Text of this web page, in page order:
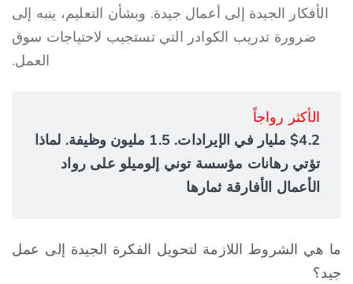
الأفكار الجيدة إلى أعمال جيدة. وبشأن التعليم، ينبه إلى
ضرورة تدريب الكوادر التي تستجيب لاحتياجات سوق
العمل.
الأكثر رواجاً
$4.2 مليار في الإيرادات. 1.5 مليون وظيفة. لماذا
تؤتي رهانات مؤسسة توني إلوميلو على رواد
الأعمال الأفارقة ثمارها
ما هي الشروط اللازمة لتحويل الفكرة الجيدة إلى عمل
جيد؟